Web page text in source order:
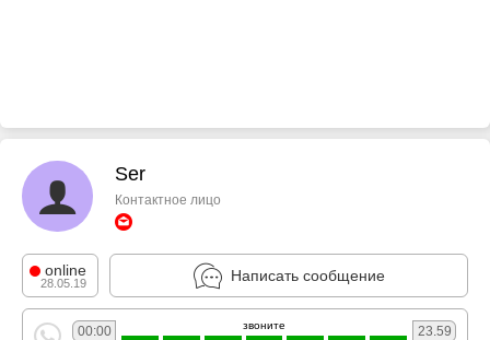
Ser
Контактное лицо
online
28.05.19 Написать сообщение
00:00 звоните 23.59